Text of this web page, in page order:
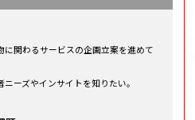
に関わるサービスの企画立案を進めて
ーズやインサイトを知りたい。